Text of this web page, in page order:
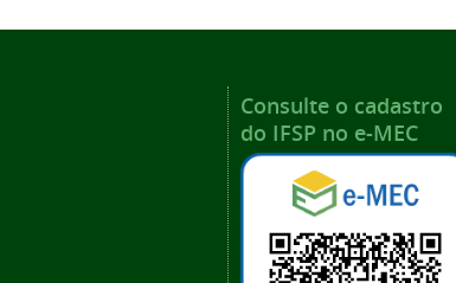
Consulte o cadastro
do IFSP no e-MEC